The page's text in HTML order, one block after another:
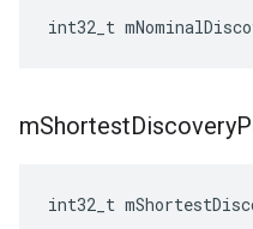
int32_t
mShortestDiscovery
int32_t